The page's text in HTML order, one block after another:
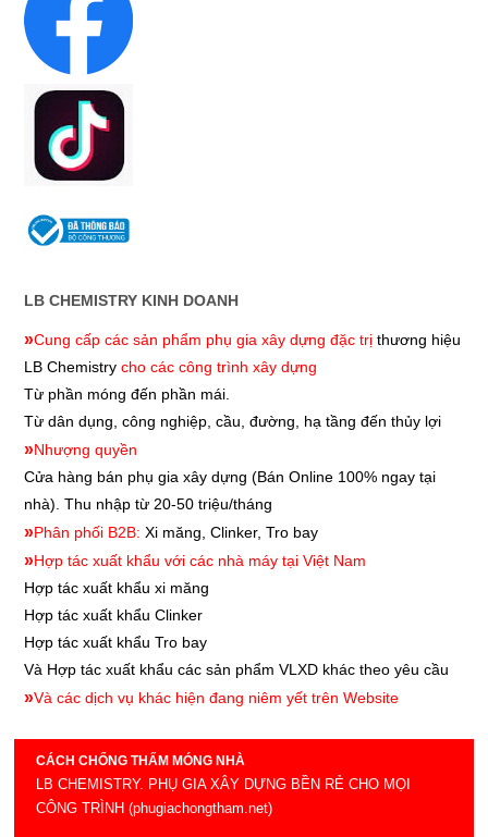
CÁCH CHỐNG THẤM MÓNG NHÀ
LB CHEMISTRY. PHỤ GIA XÂY DỰNG BỀN RẺ CHO MỌI
CÔNG TRÌNH (phugiachongtham.net)
LB CHEMISTRY KINH DOANH
»Cung cấp các sản phẩm phụ gia xây dựng đặc trị thương hiệu
LB Chemistrycho các công trình xây dựng
Từ phần móng đến phần mái.
Từ dân dụng, công nghiệp, cầu, đường, hạ tầng đến thủy lợi
»Nhượng quyền
Cửa hàng bán phụ gia xây dựng (Bán Online 100% ngay tại
nhà). Thu nhập từ 20-50 triệu/tháng
»Phân phối B2B: Xi măng, Clinker, Tro bay
»Hợp tác xuất khẩu với các nhà máy tại Việt Nam
Hợp tác xuất khẩu xi măng
Hợp tác xuất khẩu Clinker
Hợp tác xuất khẩu Tro bay
Và Hợp tác xuất khẩu các sản phẩm VLXD khác theo yêu cầu
»Và các dịch vụ khác hiện đang niêm yết trên Website